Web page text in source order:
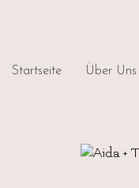
Startseite Über Uns